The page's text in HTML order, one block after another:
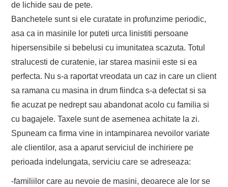
de lichide sau de pete.
Banchetele sunt si ele curatate in profunzime periodic,
asa ca in masinile lor puteti urca linistiti persoane
hipersensibile si bebelusi cu imunitatea scazuta. Totul
stralucesti de curatenie, iar starea masinii este si ea
perfecta. Nu s-a raportat vreodata un caz in care un client
sa ramana cu masina in drum fiindca s-a defectat si sa
fie acuzat pe nedrept sau abandonat acolo cu familia si
cu bagajele. Taxele sunt de asemenea achitate la zi.
Spuneam ca firma vine in intampinarea nevoilor variate
ale clientilor, asa a aparut serviciul de inchiriere pe
perioada indelungata, serviciu care se adreseaza:
-familiilor care au nevoie de masini, deoarece ale lor se